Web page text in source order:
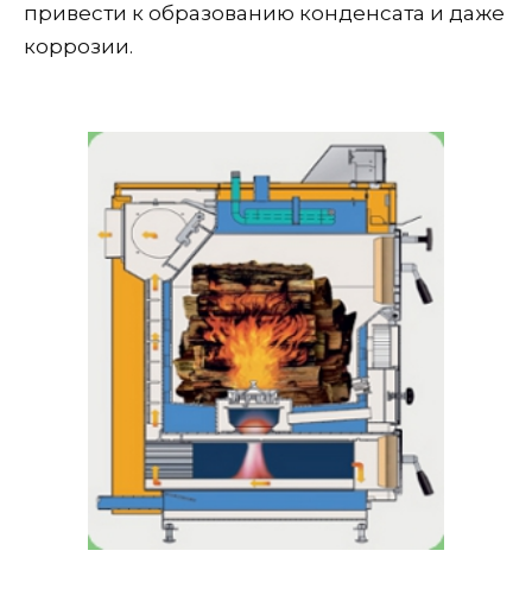
привести к образованию конденсата и даже
коррозии.